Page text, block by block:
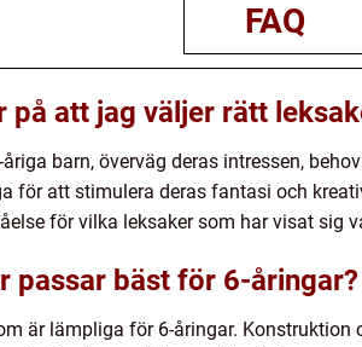
FAQ
på att jag väljer rätt
barn, överväg deras intressen,
för att stimulera deras fantasi och
för vilka leksaker som har visat sig
passar bäst för 6-åringar?
är lämpliga för 6-åringar.